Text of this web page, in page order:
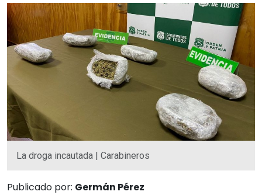
La droga incautada | Carabineros
Publicado por: Germán Pérez